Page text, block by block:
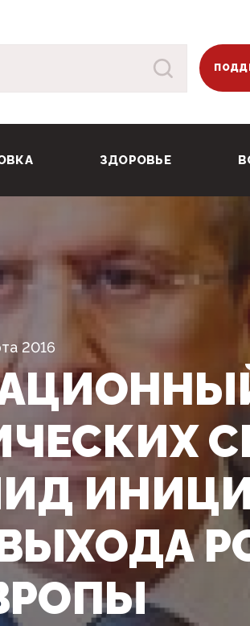
ЗДОРОВЬЕ
2016